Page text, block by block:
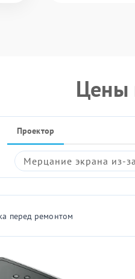
Цены
Проектор
Мерцание экрана из-
перед ремонтом